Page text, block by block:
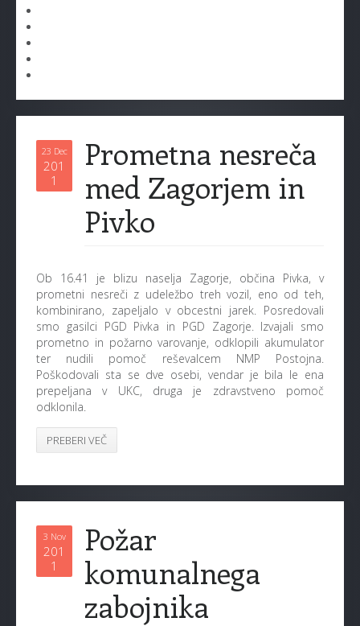
23 Dec
201
1
Prometna nesreča
med Zagorjem in
Pivko
Ob 16.41 je blizu naselja Zagorje, občina Pivka, v
prometni nesreči z udeležbo treh vozil, eno od teh,
kombinirano, zapeljalo v obcestni jarek. Posredovali
smo gasilci PGD Pivka in PGD Zagorje. Izvajali smo
prometno in požarno varovanje, odklopili akumulator
ter nudili pomoč reševalcem NMP Postojna.
Poškodovali sta se dve osebi, vendar je bila le ena
prepeljana v UKC, druga je zdravstveno pomoč
odklonila.
PREBERI VEČ
3 Nov
201
1
Požar
komunalnega
zabojnika